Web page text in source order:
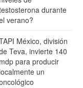
durante
verano?
México, división
Teva, invierte 140
mdp para producir
localmente un